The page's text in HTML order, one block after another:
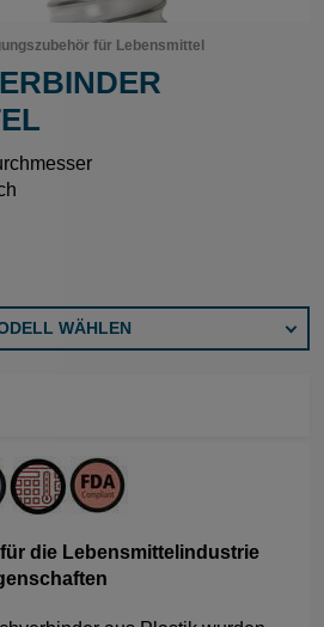
für Lebensmittel
WÄHLEN
die Lebensmittelindustrie